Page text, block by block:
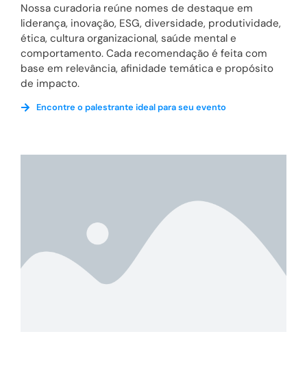
Nossa curadoria reúne nomes de destaque em
liderança, inovação, ESG, diversidade, produtividade,
ética, cultura organizacional, saúde mental e
comportamento. Cada recomendação é feita com
base em relevância, afinidade temática e propósito
de impacto.
Encontre o palestrante ideal para seu evento